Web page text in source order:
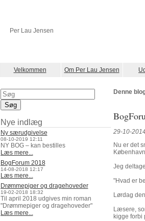
Per Lau Jensen
Velkommen Om Per Lau Jensen
Nye indlæg
Ny særudgivelse
08-10-2019 12:11
NY BOG – kan bestilles
Læs mere...
BogForum 2018
14-08-2018 12:17
Læs mere...
Drømmepiger og dragehoveder
19-02-2018 18:32
Til april 2018 udgives min roman
"Drømmepiger og dragehoveder"
Læs mere...
Denne
29-10-
Nu er det
Jeg
"Hvad er
Lørdag
Læsere,
kigge forbi